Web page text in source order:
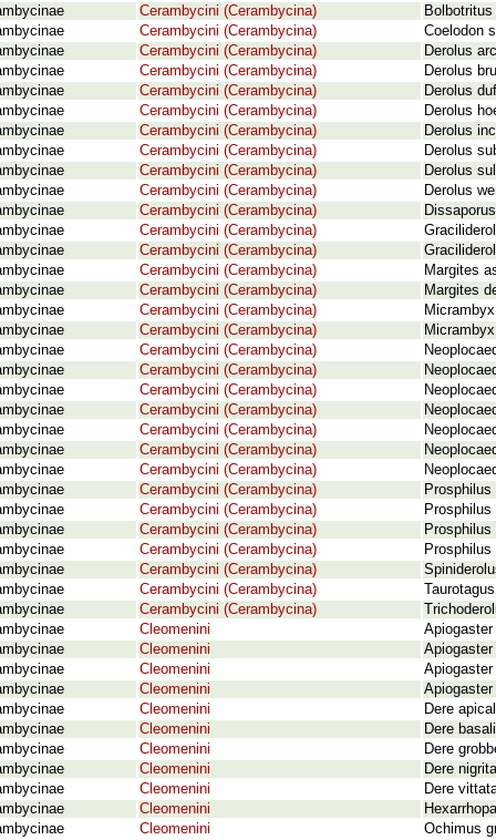
Cerambycini (Cerambycina)
Cerambycini (Cerambycina)
Coelodon
Cerambycini (Cerambycina)
Derolus
Cerambycini (Cerambycina)
Derolus
Cerambycini (Cerambycina)
Derolus
Cerambycini (Cerambycina)
Derolus
Cerambycini (Cerambycina)
Derolus
Cerambycini (Cerambycina)
Derolus
Cerambycini (Cerambycina)
Derolus
Cerambycini (Cerambycina)
Derolus
Cerambycini (Cerambycina)
Cerambycini (Cerambycina)
Cerambycini (Cerambycina)
Cerambycini (Cerambycina)
Margites
Cerambycini (Cerambycina)
Margites
Cerambycini (Cerambycina)
Cerambycini (Cerambycina)
Cerambycini (Cerambycina)
Cerambycini (Cerambycina)
Cerambycini (Cerambycina)
Cerambycini (Cerambycina)
Cerambycini (Cerambycina)
Cerambycini (Cerambycina)
Cerambycini (Cerambycina)
Cerambycini (Cerambycina)
Prosphilus
Cerambycini (Cerambycina)
Cerambycini (Cerambycina)
Cerambycini (Cerambycina)
Cerambycini (Cerambycina)
Cerambycini (Cerambycina)
Cerambycini (Cerambycina)
Cleomenini
Cleomenini
Cleomenini
Apiogaster
Cleomenini
Cleomenini
Dere
Cleomenini
Dere
Cleomenini
Dere
Cleomenini
Dere
Cleomenini
Dere
Cleomenini
Cleomenini
Ochimus